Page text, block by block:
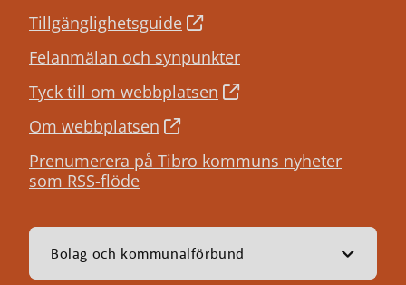
Tillgänglighetsguide
Felanmälan och synpunkter
Tyck till om webbplatsen
Om webbplatsen
Prenumerera på Tibro kommuns nyheter
som RSS-flöde
Bolag och kommunalförbund